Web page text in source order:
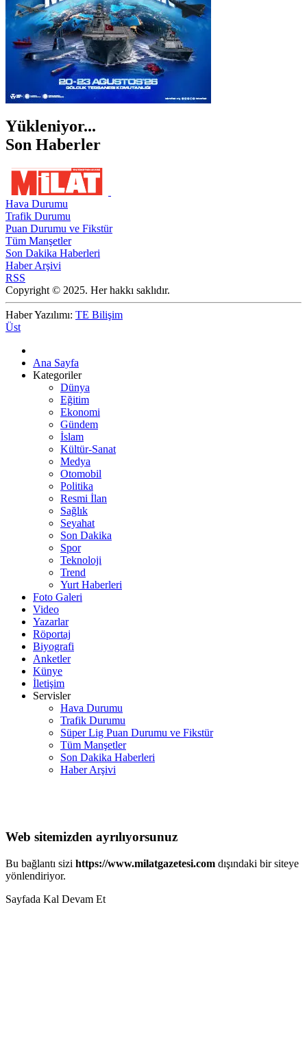
Yükleniyor...
Son Haberler
Hava Durumu
Trafik Durumu
Puan Durumu ve Fikstür
Tüm Manşetler
Son Dakika Haberleri
Haber Arşivi
RSS
Copyright © 2025. Her hakkı saklıdır.
Haber Yazılımı: TE Bilişim
Üst
Ana Sayfa
Kategoriler
Dünya
Eğitim
Ekonomi
Gündem
İslam
Kültür-Sanat
Medya
Otomobil
Politika
Resmi İlan
Sağlık
Seyahat
Son Dakika
Spor
Teknoloji
Trend
Yurt Haberleri
Foto Galeri
Video
Yazarlar
Röportaj
Biyografi
Anketler
Künye
İletişim
Servisler
Hava Durumu
Trafik Durumu
Süper Lig Puan Durumu ve Fikstür
Tüm Manşetler
Son Dakika Haberleri
Haber Arşivi
Web sitemizden ayrılıyorsunuz
Bu bağlantı sizi https://www.milatgazetesi.com dışındaki bir siteye
yönlendiriyor.
Sayfada Kal Devam Et